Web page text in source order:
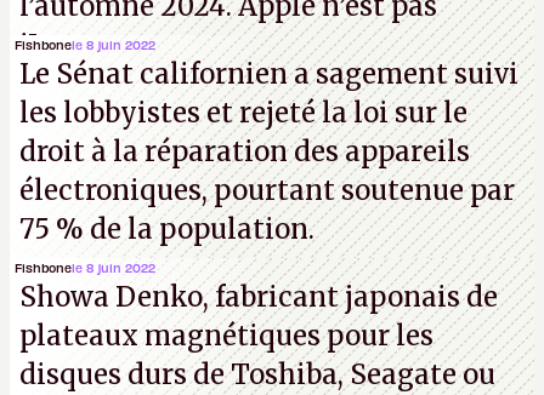
iJouasse.
Fishbonele 8 juin 2022
Le Sénat californien a sagement suivi
les lobbyistes et rejeté la loi sur le
droit à la réparation des appareils
électroniques, pourtant soutenue par
75 % de la population.
Fishbonele 8 juin 2022
Showa Denko, fabricant japonais de
plateaux magnétiques pour les
disques durs de Toshiba, Seagate ou